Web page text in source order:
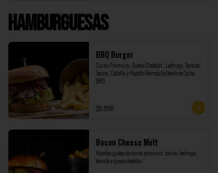
Hamburguesas
BBQ Burger
Carne Premium, Queso Cheddar,, Lechuga, Tomate,
Tocino, Cebolla y Repollo Morado Salteado en Salsa
BBQ
$8.900
Bacon Cheese Melt
Hamburguesa de carne premium, tocino, lechuga,
tomate y queso cheddar